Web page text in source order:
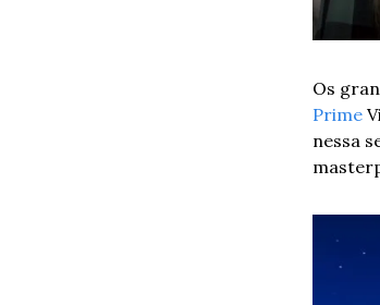
Os
Prime
nessa